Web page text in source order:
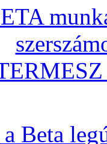
Beta